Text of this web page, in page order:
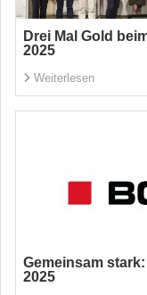
Drei Mal Gold
2025
Weiterlesen
Gemeinsam
2025